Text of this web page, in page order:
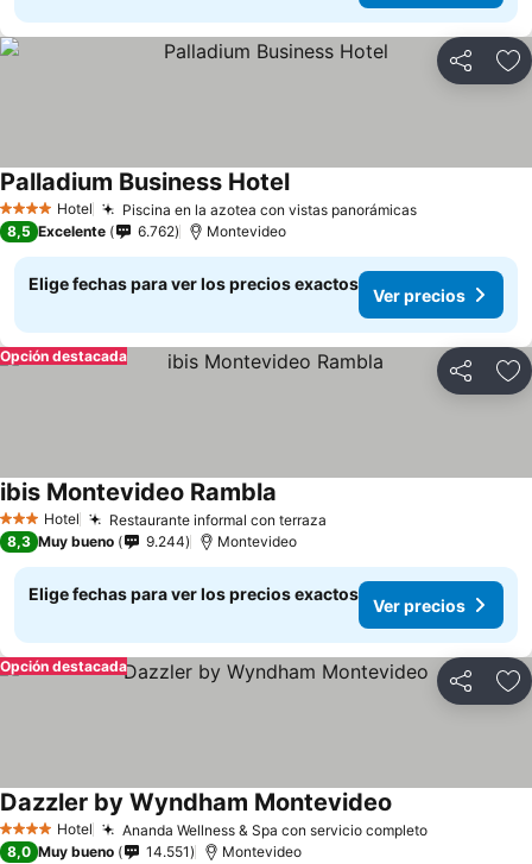
Compartir
4 EstrellasHotel Piscina en la azotea con vistas panorámicasVer precios
Palladium Business HotelVer precios
8,5 Excelente 6.762 Montevideo
Elige fechas para ver los precios exactos
Ver precios
Compartir
Opción destacada
3 Estrellas
Hotel Restaurante informal con terraza
ibis Montevideo Rambla
8,3 Muy bueno 9.244 Montevideo
Elige fechas para ver los precios exactos
Ver precios
Compartir
Opción destacada
4 EstrellasHotel Ananda Wellness & Spa con servicio completoVer precios
Dazzler by Wyndham Montevideo
8,0 Muy bueno 14.551 Montevideo